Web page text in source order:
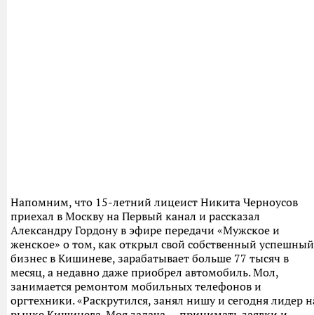
Напомним, что 15-летний лицеист Никита Черноусов
приехал в Москву на Первый канал и рассказал
Александру Гордону в эфире передачи «Мужское и
женское» о том, как открыл свой собственный успешный
бизнес в Кишиневе, зарабатывает больше 77 тысяч в
месяц, а недавно даже приобрел автомобиль. Мол,
занимается ремонтом мобильных телефонов и
оргтехники. «Раскрутился, занял нишу и сегодня лидер